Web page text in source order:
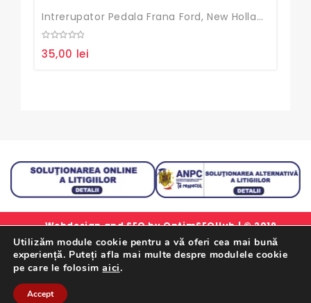
Intrerupator Pedala Frana Ford, New Holland
out
35,00 lei
Webdesign and SEO byOptimSEOHub| © 2019
simlorex.ro - Toate drepturile rezervate.
Formular Retur Garantii
Certificat Garantie
Utilizăm module cookie pentru a vă oferi cea mai bună
experiență. Puteți afla mai multe despre modulele cookie
pe care le folosim aici.
Accept